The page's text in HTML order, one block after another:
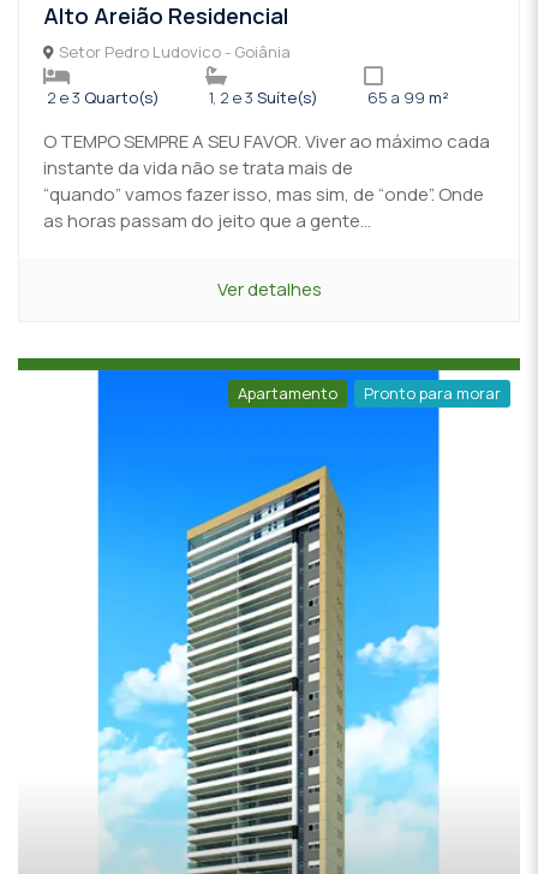
Alto Areião Residencial
Setor Pedro Ludovico - Goiânia
2 e 3 Quarto(s) 1, 2 e 3 Suíte(s) 65 a 99 m²
O TEMPO SEMPRE A SEU FAVOR. Viver ao máximo cada
instante da vida não se trata mais de
“quando” vamos fazer isso, mas sim, de “onde”. Onde
as horas passam do jeito que a gente...
Ver detalhes
Apartamento Pronto para morar